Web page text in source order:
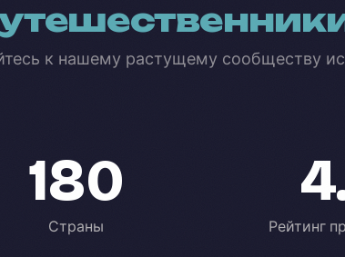
к нашему растущему сообществу
180
Страны Рейтинг